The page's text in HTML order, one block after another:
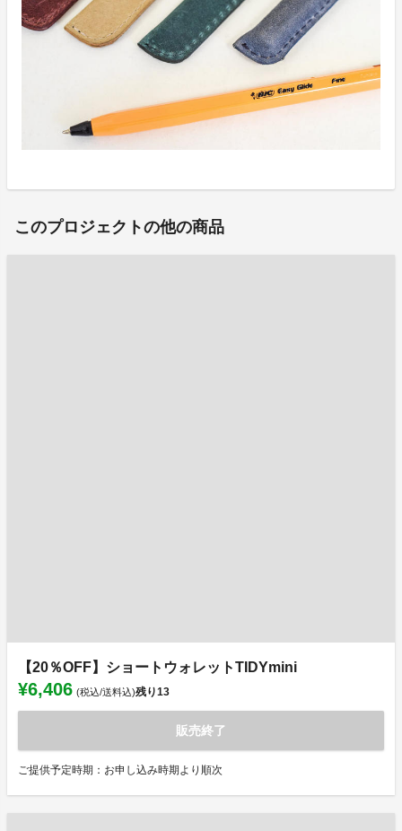
このプロジェクトの他の商品
【20％OFF】ショートウォレットTIDYmini
¥6,406 (税込/送料込)残り13
販売終了
ご提供予定時期：お申し込み時期より順次